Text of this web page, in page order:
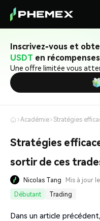
Inscrivez-vous et
USDT en récompenses
Une offre limitée vous
Académie
Stratégies
sortir de ces
Nicolas Tang Mis à jour le
Débutant
Trading
Dans un article